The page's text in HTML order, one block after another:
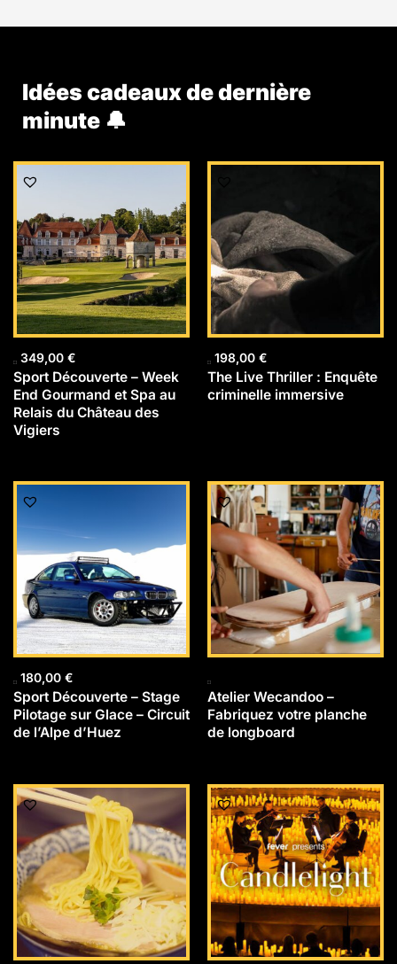
Idées cadeaux de dernière
minute 🔔
349,00 €
Sport Découverte – Week
End Gourmand et Spa au
Relais du Château des
Vigiers
198,00 €
The Live Thriller : Enquête
criminelle immersive
180,00 €
Sport Découverte – Stage
Pilotage sur Glace – Circuit
de l’Alpe d’Huez
Atelier Wecandoo –
Fabriquez votre planche
de longboard